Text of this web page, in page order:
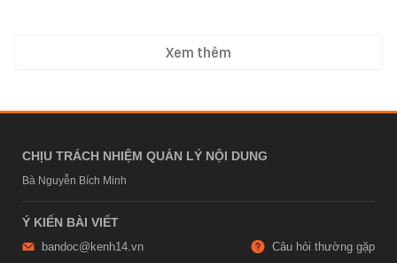
Xem thêm
CHỊU TRÁCH NHIỆM QUẢN LÝ NỘI DUNG
Bà Nguyễn Bích Minh
Ý KIẾN BÀI VIẾT
bandoc@kenh14.vn Câu hỏi thường gặp